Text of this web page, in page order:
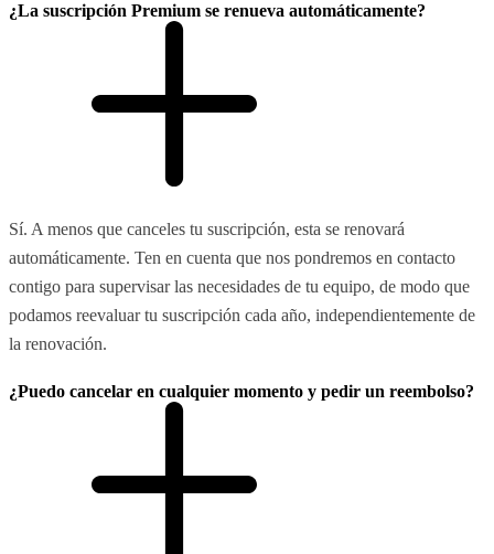
¿La suscripción Premium se renueva automáticamente?
Sí. A menos que canceles tu suscripción, esta se renovará
automáticamente. Ten en cuenta que nos pondremos en contacto
contigo para supervisar las necesidades de tu equipo, de modo que
podamos reevaluar tu suscripción cada año, independientemente de
la renovación.
¿Puedo cancelar en cualquier momento y pedir un reembolso?